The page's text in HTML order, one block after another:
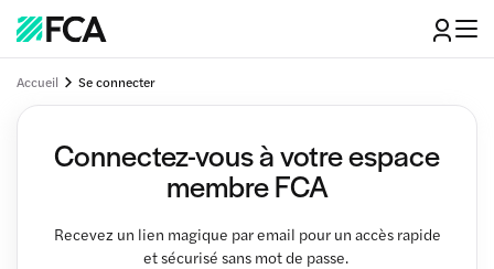
Accueil Se connecter
Connectez-vous à votre espace
membre FCA
Recevez un lien magique par email pour un accès rapide
et sécurisé sans mot de passe.